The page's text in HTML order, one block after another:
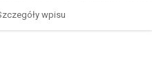
wpisu